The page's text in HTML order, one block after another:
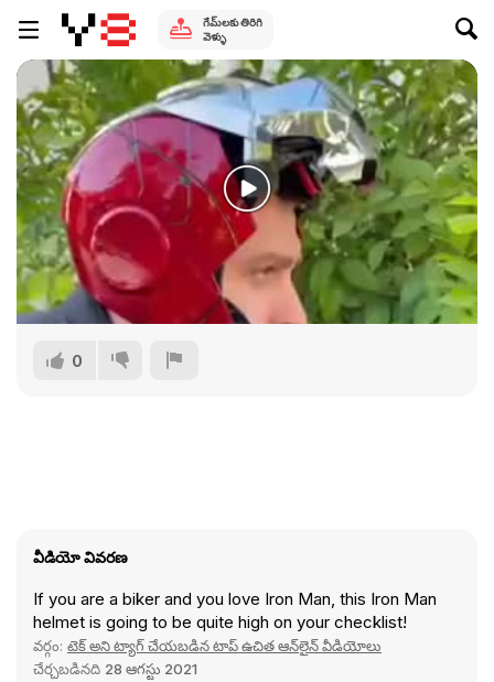
గేమ్‌లకు తిరిగి
వెళ్ళు
0
వీడియో వివరణ
If you are a biker and you love Iron Man, this Iron Man
helmet is going to be quite high on your checklist!
వర్గం: టెక్ అని ట్యాగ్ చేయబడిన టాప్ ఉచిత ఆన్‌లైన్ వీడియోలు
చేర్చబడినది 28 ఆగస్టు 2021